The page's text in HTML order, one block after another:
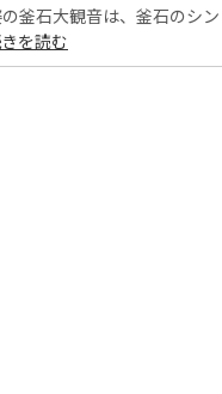
釜石大観音は、釜石のシン
を読む